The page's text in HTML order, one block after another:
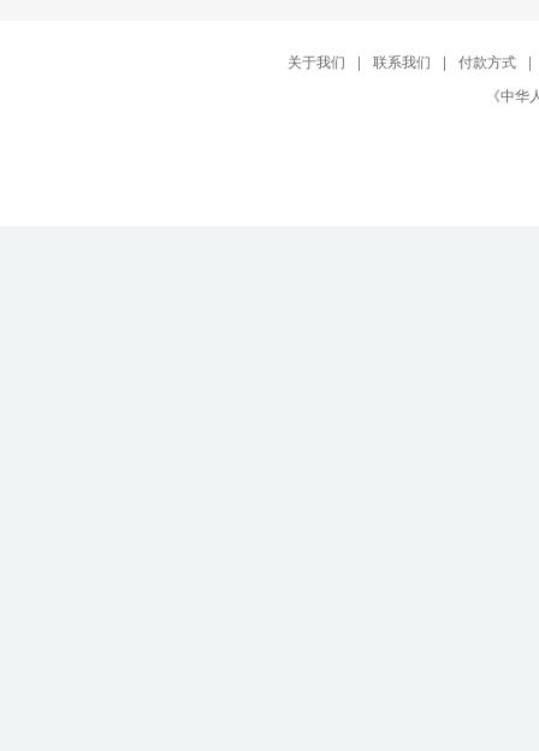
关于我们 | 联系我们 | 付款方式
|
《中